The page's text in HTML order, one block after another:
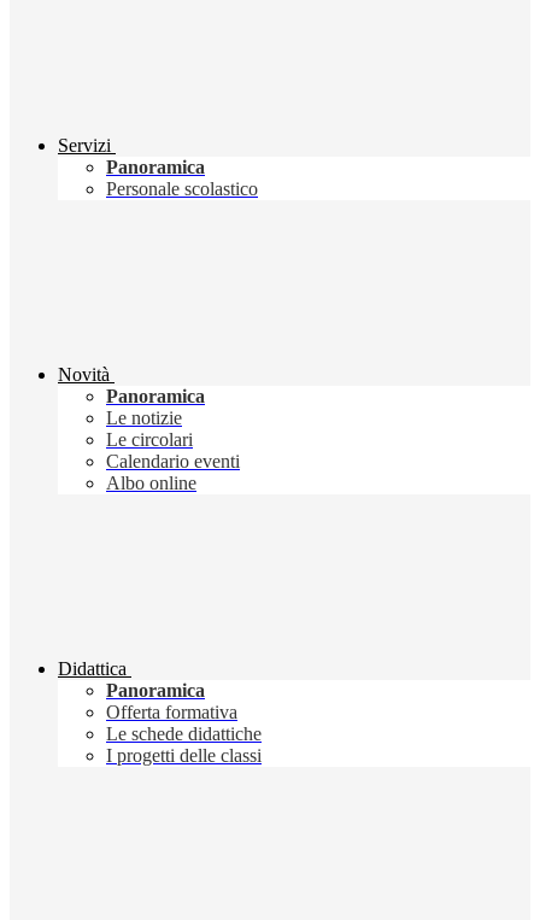
Servizi
Panoramica
Personale scolastico
Novità
Panoramica
Le notizie
Le circolari
Calendario eventi
Albo online
Didattica
Panoramica
Offerta formativa
Le schede didattiche
I progetti delle classi